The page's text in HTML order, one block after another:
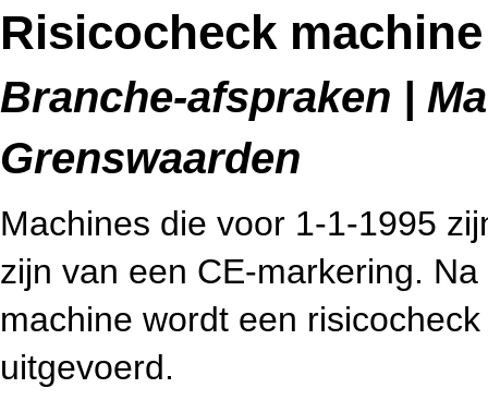
Risicocheck
Branche-afspraken |
Grenswaarden
Machines die voor 1-1-1995
zijn van een CE-markering.
machine wordt een
uitgevoerd.